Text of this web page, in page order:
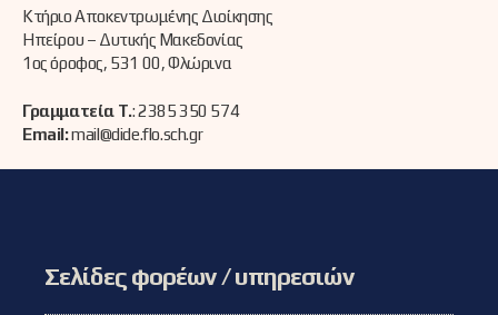
Κτήριο Αποκεντρωμένης Διοίκησης
Ηπείρου – Δυτικής Μακεδονίας
1ος όροφος, 531 00, Φλώρινα
Γραμματεία Τ.: 2385 350 574
Email:mail@dide.flo.sch.gr
Σελίδες φορέων / υπηρεσιών